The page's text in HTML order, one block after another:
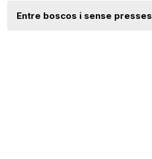
Entre boscos i sense presses